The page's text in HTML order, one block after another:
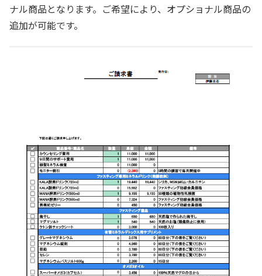
ナル商品となります。ご希望により、オプショナル商品の
追加が可能です。